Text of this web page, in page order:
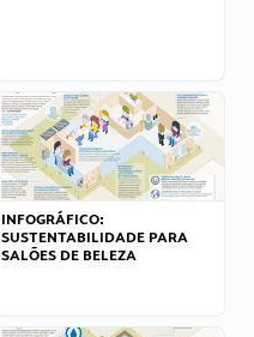
INFOGRÁFICO:
SUSTENTABILIDADE PARA
SALÕES DE BELEZA